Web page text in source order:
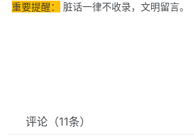
重要提醒： 脏话一律不收录，文明留言。
评论 （11条）